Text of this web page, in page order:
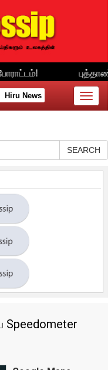
Hiru News
Toggle
SEARCH
Speedometer